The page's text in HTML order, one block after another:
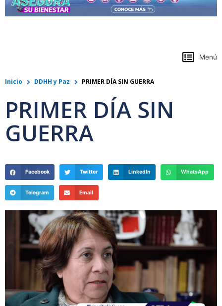
Menú
Inicio DDHH y Paz PRIMER DÍA SIN GUERRA
PRIMER DÍA SIN
GUERRA
Facebook Twitter LinkedIn WhatsApp
Telegram Email